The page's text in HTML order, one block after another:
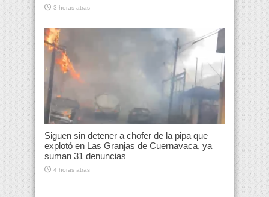
3 horas atras
Siguen sin detener a chofer de la pipa que
explotó en Las Granjas de Cuernavaca, ya
suman 31 denuncias
4 horas atras